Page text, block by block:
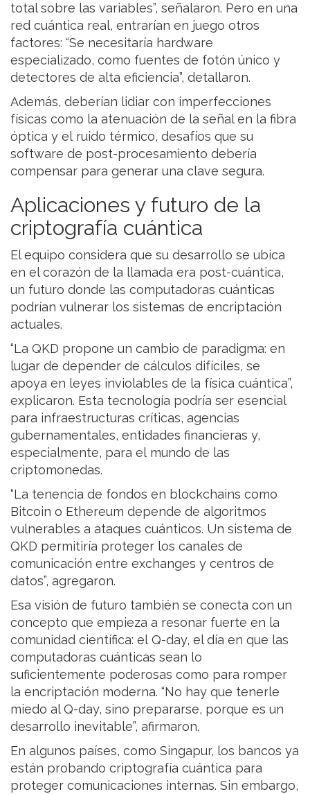
total sobre las variables”, señalaron. Pero en una
red cuántica real, entrarían en juego otros
factores: “Se necesitaría hardware
especializado, como fuentes de fotón único y
detectores de alta eficiencia”, detallaron.
Además, deberían lidiar con imperfecciones
físicas como la atenuación de la señal en la fibra
óptica y el ruido térmico, desafíos que su
software de post-procesamiento debería
compensar para generar una clave segura.
Aplicaciones y futuro de la
criptografía cuántica
El equipo considera que su desarrollo se ubica
en el corazón de la llamada era post-cuántica,
un futuro donde las computadoras cuánticas
podrían vulnerar los sistemas de encriptación
actuales.
“La QKD propone un cambio de paradigma: en
lugar de depender de cálculos difíciles, se
apoya en leyes inviolables de la física cuántica”,
explicaron. Esta tecnología podría ser esencial
para infraestructuras críticas, agencias
gubernamentales, entidades financieras y,
especialmente, para el mundo de las
criptomonedas.
“La tenencia de fondos en blockchains como
Bitcoin o Ethereum depende de algoritmos
vulnerables a ataques cuánticos. Un sistema de
QKD permitiría proteger los canales de
comunicación entre exchanges y centros de
datos”, agregaron.
Esa visión de futuro también se conecta con un
concepto que empieza a resonar fuerte en la
comunidad científica: el Q-day, el día en que las
computadoras cuánticas sean lo
suficientemente poderosas como para romper
la encriptación moderna. “No hay que tenerle
miedo al Q-day, sino prepararse, porque es un
desarrollo inevitable”, afirmaron.
En algunos países, como Singapur, los bancos ya
están probando criptografía cuántica para
proteger comunicaciones internas. Sin embargo,